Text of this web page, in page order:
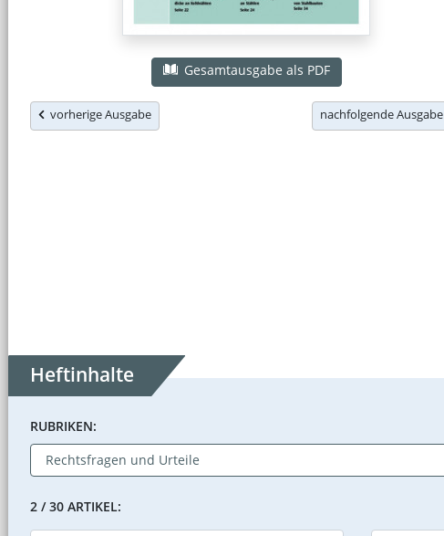
Gesamtausgabe als PDF
vorherige Ausgabe nachfolgende Ausgabe
Heftinhalte
RUBRIKEN:
2 / 30 ARTIKEL: